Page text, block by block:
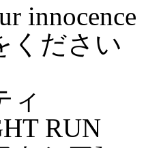
innocence
ください
ィ
RUN